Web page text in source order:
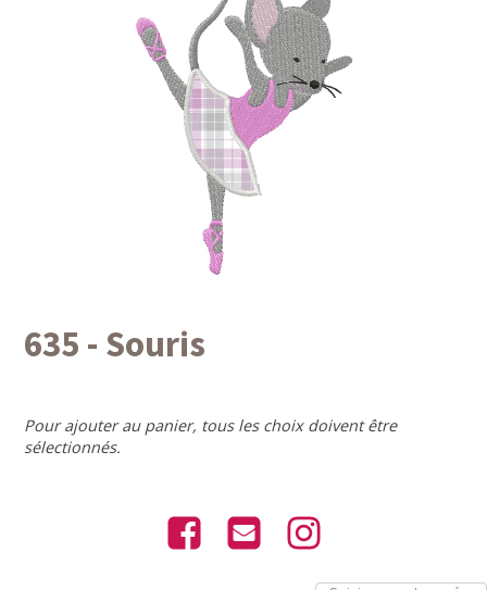
635 - Souris
Pour ajouter au panier, tous les choix doivent être
sélectionnés.